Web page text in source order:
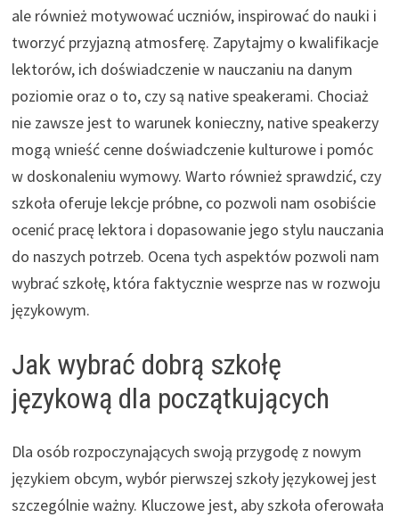
ale również motywować uczniów, inspirować do nauki i
tworzyć przyjazną atmosferę. Zapytajmy o kwalifikacje
lektorów, ich doświadczenie w nauczaniu na danym
poziomie oraz o to, czy są native speakerami. Chociaż
nie zawsze jest to warunek konieczny, native speakerzy
mogą wnieść cenne doświadczenie kulturowe i pomóc
w doskonaleniu wymowy. Warto również sprawdzić, czy
szkoła oferuje lekcje próbne, co pozwoli nam osobiście
ocenić pracę lektora i dopasowanie jego stylu nauczania
do naszych potrzeb. Ocena tych aspektów pozwoli nam
wybrać szkołę, która faktycznie wesprze nas w rozwoju
językowym.
Jak wybrać dobrą szkołę
językową dla początkujących
Dla osób rozpoczynających swoją przygodę z nowym
językiem obcym, wybór pierwszej szkoły językowej jest
szczególnie ważny. Kluczowe jest, aby szkoła oferowała